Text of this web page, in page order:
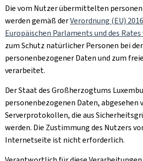
Die vom Nutzer übermittelten
werden gemäß derVerordnung (EU)
Europäischen Parlaments und des Rates
zum Schutz natürlicher Personen bei
personenbezogener Daten und zum
verarbeitet.
Der Staat des Großherzogtums
personenbezogenen Daten, abgesehen
Serverprotokollen, die aus
werden. Die Zustimmung des Nutzers
Internetseite ist nicht erforderlich.